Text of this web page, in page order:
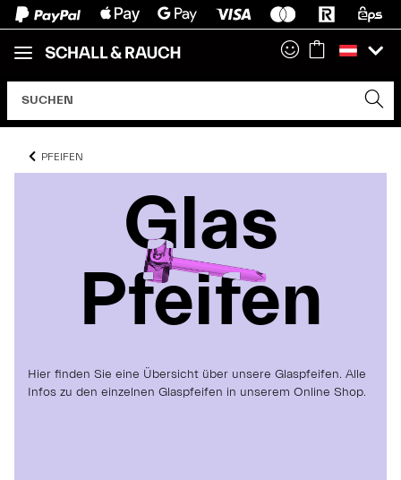
PFEIFEN
Glas
Pfeifen
Glas
Pfeifen
Glas
Pfeifen
Hier finden Sie eine Übersicht über unsere Glaspfeifen. Alle
Infos zu den einzelnen Glaspfeifen in unserem Online Shop.